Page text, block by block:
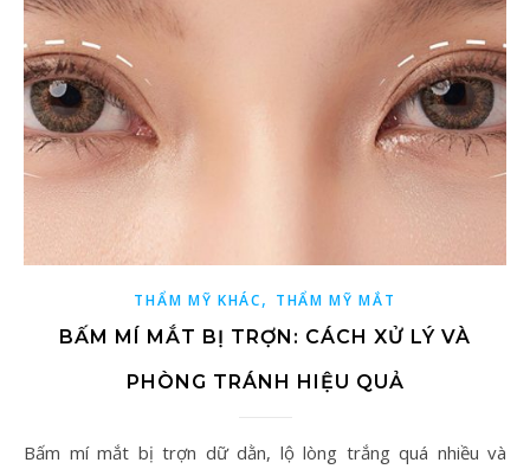
THẨM MỸ KHÁC, THẨM MỸ MẮT
BẤM MÍ MẮT BỊ TRỢN: CÁCH XỬ LÝ VÀ
PHÒNG TRÁNH HIỆU QUẢ
Bấm mí mắt bị trợn dữ dằn, lộ lòng trắng quá nhiều và